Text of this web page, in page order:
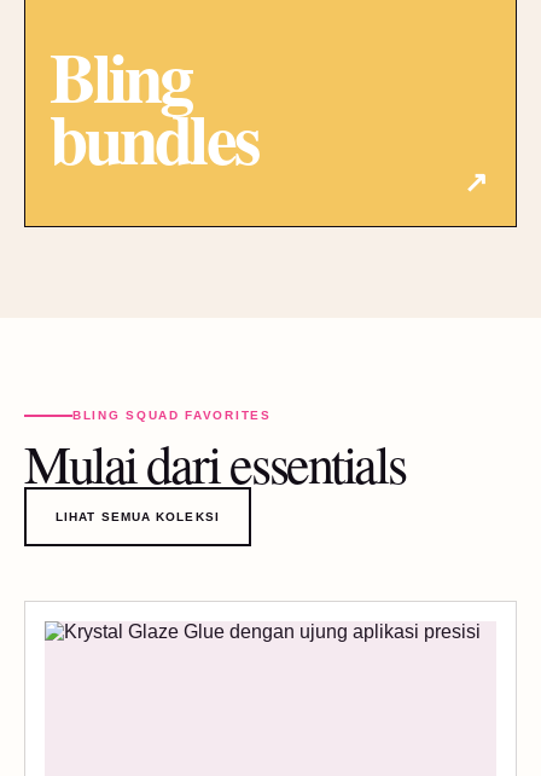
Bling
bundles ↗
BLING SQUAD FAVORITES
Mulai dari essentials
LIHAT SEMUA KOLEKSI